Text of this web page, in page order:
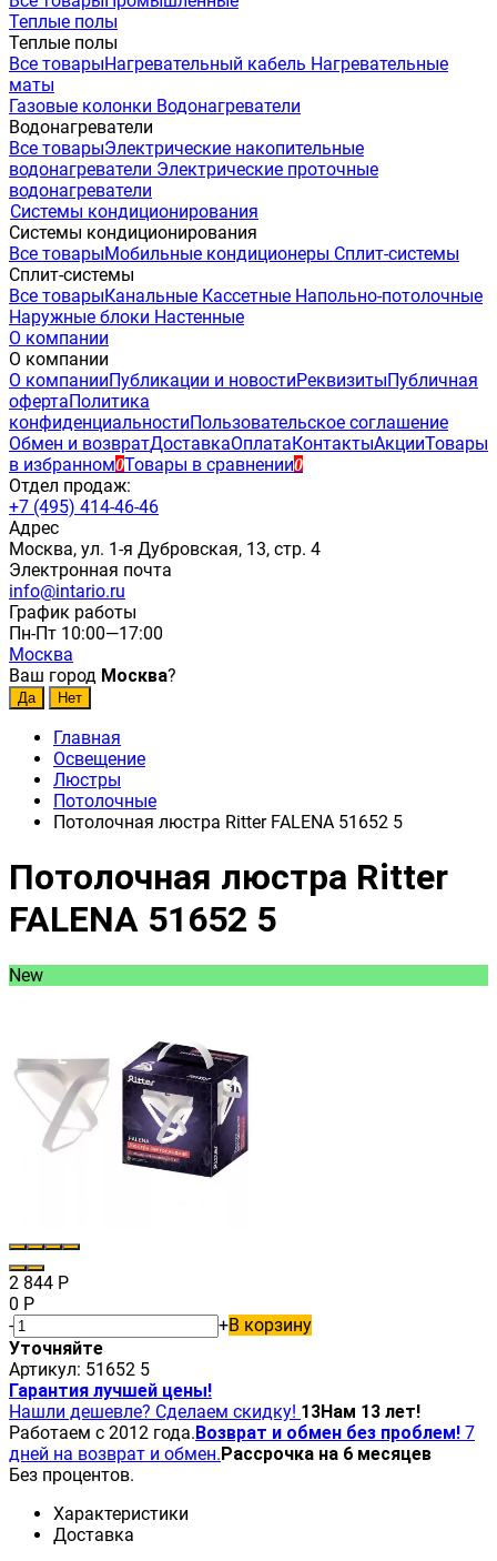
Теплые полы
Теплые полы
Все товарыНагревательный кабель Нагревательные
маты
Газовые колонки Водонагреватели
Водонагреватели
Все товарыЭлектрические накопительные
водонагреватели Электрические проточные
водонагреватели
Системы кондиционирования
Системы кондиционирования
Все товарыМобильные кондиционеры Сплит-системы
Сплит-системы
Все товарыКанальные Кассетные Напольно-потолочные
Наружные блоки Настенные
О компании
О компании
О компанииПубликации и новостиРеквизитыПубличная
офертаПолитика
конфиденциальностиПользовательское соглашение
Обмен и возвратДоставкаОплатаКонтактыАкцииТовары
в избранном0Товары в сравнении0
Отдел продаж:
+7 (495) 414-46-46
Адрес
Москва, ул. 1-я Дубровская, 13, стр. 4
Электронная почта
info@intario.ru
График работы
Пн-Пт 10:00—17:00
Москва
Ваш город Москва?
Главная
Освещение
Люстры
Потолочные
Потолочная люстра Ritter FALENA 51652 5
Потолочная люстра Ritter
FALENA 51652 5
New
2 844 Р
0 Р
-
+В корзину
Уточняйте
Артикул: 51652 5
Гарантия лучшей цены!
Нашли дешевле? Сделаем скидку! 13Нам 13 лет!
Работаем с 2012 года.Возврат и обмен без проблем! 7
дней на возврат и обмен.Рассрочка на 6 месяцев
Без процентов.
Характеристики
Доставка